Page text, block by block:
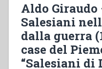
“Sviluppo
del
carisma
di
Don
Aldo Giraudo
Salesiani
dalla guerra
case del
“Salesiani di